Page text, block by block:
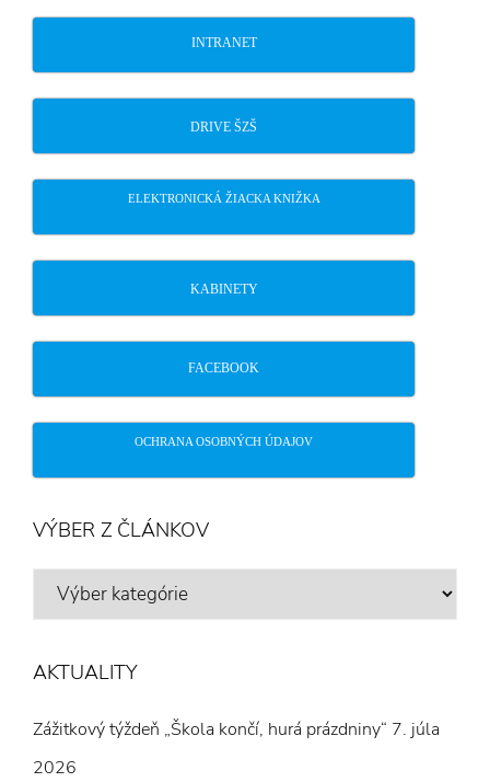
INTRANET
DRIVE ŠZŠ
ELEKTRONICKÁ ŽIACKA KNIŽKA
KABINETY
FACEBOOK
OCHRANA OSOBNÝCH ÚDAJOV
VÝBER Z ČLÁNKOV
VÝBER
AKTUALITY
Zážitkový týždeň „Škola končí, hurá prázdniny“ 7. júla
2026